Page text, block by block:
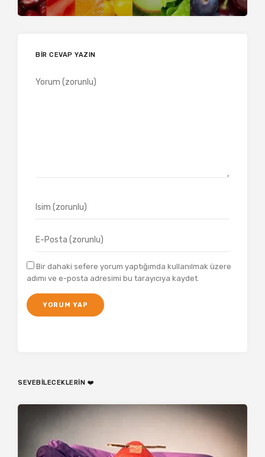
BIR CEVAP YAZIN
Bir dahaki sefere yorum yaptığımda kullanılmak üzere
adımı ve e-posta adresimi bu tarayıcıya kaydet.
SEVEBILECEKLERIN ❤️